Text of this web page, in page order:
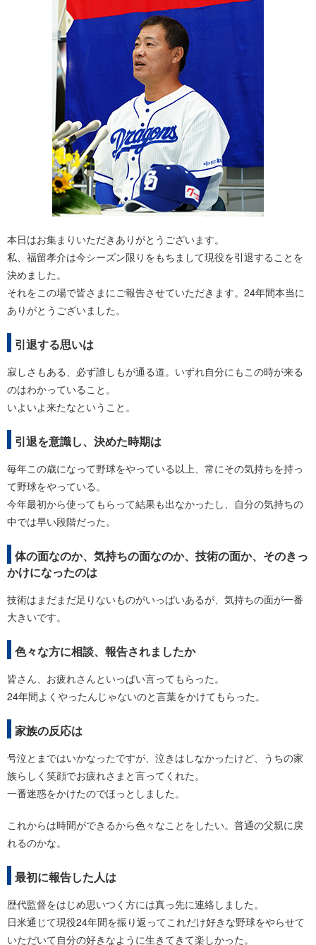
本日はお集まりいただきありがとうございます。
私、福留孝介は今シーズン限りをもちまして現役を引退することを
決めました。
それをこの場で皆さまにご報告させていただきます。24年間本当に
ありがとうございました。
引退する思いは
寂しさもある、必ず誰しもが通る道。いずれ自分にもこの時が来る
のはわかっていること。
いよいよ来たなということ。
引退を意識し、決めた時期は
毎年この歳になって野球をやっている以上、常にその気持ちを持っ
て野球をやっている。
今年最初から使ってもらって結果も出なかったし、自分の気持ちの
中では早い段階だった。
体の面なのか、気持ちの面なのか、技術の面か、そのきっ
かけになったのは
技術はまだまだ足りないものがいっぱいあるが、気持ちの面が一番
大きいです。
色々な方に相談、報告されましたか
皆さん、お疲れさんといっぱい言ってもらった。
24年間よくやったんじゃないのと言葉をかけてもらった。
家族の反応は
号泣とまではいかなったですが、泣きはしなかったけど、うちの家
族らしく笑顔でお疲れさまと言ってくれた。
一番迷惑をかけたのでほっとしました。
これからは時間ができるから色々なことをしたい。普通の父親に戻
れるのかな。
最初に報告した人は
歴代監督をはじめ思いつく方には真っ先に連絡しました。
日米通じて現役24年間を振り返ってこれだけ好きな野球をやらせて
いただいて自分の好きなように生きてきて楽しかった。